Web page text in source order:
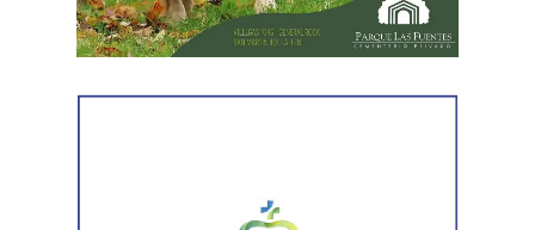
el ritmo de ejecución y optimizar las tareas de
mantenimiento en distintos puntos del Alto Valle.
Por otra parte, el organismo avanza con el relevamiento
sectores más deteriorados y mejorar las condiciones de